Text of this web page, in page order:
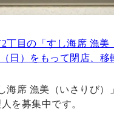
丁目の「すし海席 漁美
日）をもって閉店、移
海席 漁美（いさりび）
を募集中です。